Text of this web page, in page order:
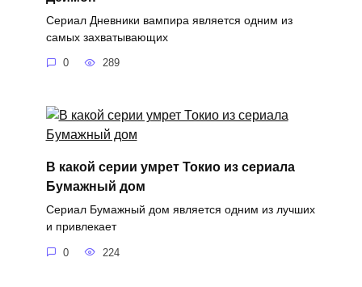
Сериал Дневники вампира является одним из
самых захватывающих
0 289
В какой серии умрет Токио из сериала
Бумажный дом
Сериал Бумажный дом является одним из лучших
и привлекает
0 224